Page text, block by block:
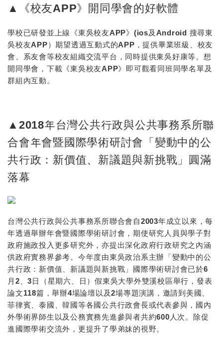
▲《校友APP》 開同學會的好軟體
學校已研發並上線《東吳校友APP》(ios及Android 搜尋東
吳校友APP）期望透過互動式的APP，提供畢業班級、校友
會、系友會等校友組織交流平台，同時提供東吳好康等。想
開同學會，下載《東吳校友APP》即可觀看同班同學名單及
群組內互動。
▲2018年台灣公共行政與公共事務系所聯
合會年會暨國際學術研討會「變動中的公
共行政：新價值、新議題與新挑戰」圓滿
落幕
台灣公共行政與公共事務系所聯合會自2003年成立以來，每
年透過舉辦年會暨國際學術研討會，期使研究人員與學子對
政府施政投入更多研究外，亦提出深化政府行政研究之內涵
供政府實務界參考。今年度由東吳政治系主辦「變動中的公
共行政：新價值、新議題與新挑戰」國際學術研討會已於6
月2、3日（星期六、日）假東吳大學外雙溪校區舉行，發表
論文118篇，舉辦4場論壇以及2場專題演講，邀請到美國、
菲律賓、泰國、韓國等各國公共行政會長或代表參與，國內
外學術界師生以及公務實務先進參與者共約600人次。除促
進國際學術交流外，更提升了學弟妹的視野。